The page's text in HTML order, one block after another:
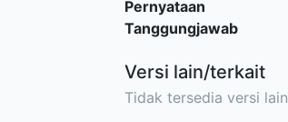
Pernyataan
Tanggungjawab
Versi lain/terkait
Tidak tersedia versi lain